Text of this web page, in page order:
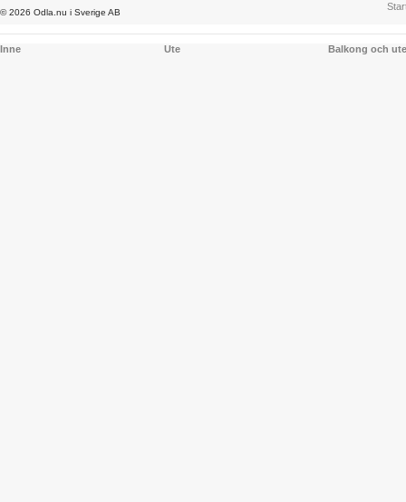
© 2026 Odla.nu i Sverige AB
Inne Ute Balkong och